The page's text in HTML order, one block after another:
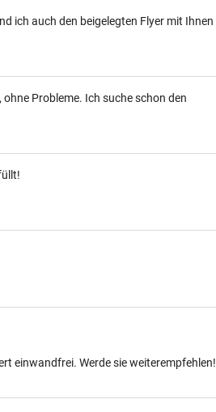
ich auch den beigelegten Flyer mit Ihnen
Probleme. Ich suche schon den
einwandfrei. Werde sie weiterempfehlen!